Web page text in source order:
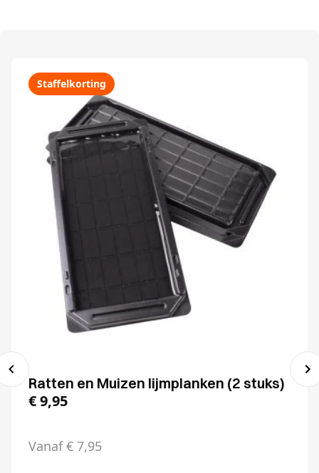
Staffelkorting
Ratten en Muizen lijmplanken (2 stuks)
€9,95
Vanaf€ 7,95